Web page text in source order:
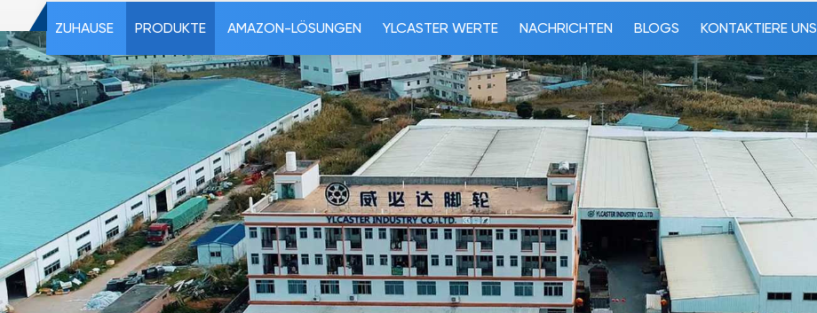
ZUHAUSE PRODUKTE AMAZON-LÖSUNGEN YLCASTER WERTE NACHRICHTEN BLOGS KONTAKTIERE UNS